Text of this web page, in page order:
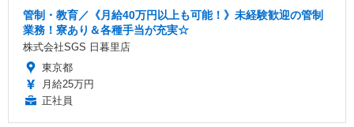
管制・教育／《月給40万円以上も可能！》未経験歓迎の管制
業務！寮あり＆各種手当が充実☆
株式会社SGS 日暮里店
東京都
月給25万円
正社員